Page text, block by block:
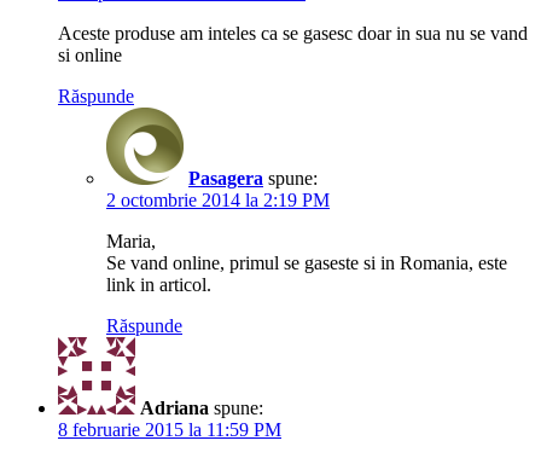
Aceste produse am inteles ca se gasesc doar in sua nu se vand
si online
Răspunde
Pasagera spune:
2 octombrie 2014 la 2:19 PM
Maria,
Se vand online, primul se gaseste si in Romania, este
link in articol.
Răspunde
Adriana spune:
8 februarie 2015 la 11:59 PM